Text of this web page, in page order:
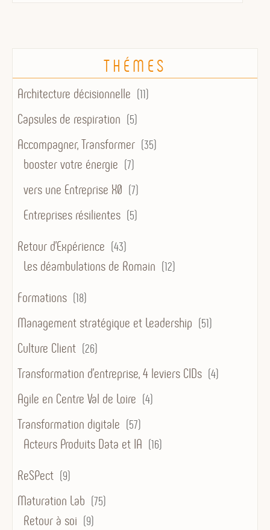
THÉMES
Architecture décisionnelle (11)
Capsules de respiration (5)
Accompagner, Transformer (35)
booster votre énergie (7)
vers une Entreprise X0 (7)
Entreprises résilientes (5)
Retour d'Expérience (43)
Les déambulations de Romain (12)
Formations (18)
Management stratégique et Leadership (51)
Culture Client (26)
Transformation d’entreprise, 4 leviers CIDs (4)
Agile en Centre Val de Loire (4)
Transformation digitale (57)
Acteurs Produits Data et IA (16)
ReSPect (9)
Maturation Lab (75)
Retour à soi (9)